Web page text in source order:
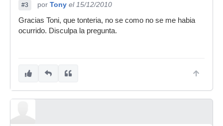
#3 por Tony el 15/12/2010
Gracias Toni, que tonteria, no se como no se me habia
ocurrido. Disculpa la pregunta.